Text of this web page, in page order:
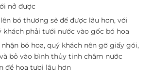
nở được
bó thương sẽ để được lâu hơn, với
khách phải tưới nước vào gốc bó hoa
nhận bó hoa, quý khách nên gỡ giấy gói,
bỏ vào bình thủy tinh châm nước
để hoa tươi lâu hơn